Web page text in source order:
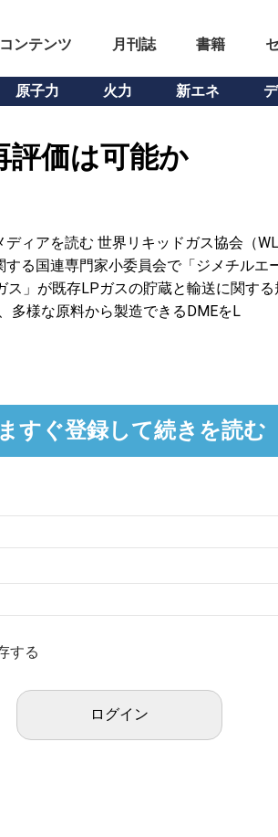
ンテンツ 月刊誌 書籍
原子力 火力 新エネ
評価は可能か
ディアを読む 世界リキッドガス協会（
る国連専門家小委員会で「ジメチルエ
ス」が既存LPガスの貯蔵と輸送に関す
多様な原料から製造できるDMEをL
すぐ登録して続きを読む
する